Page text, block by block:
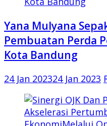
Yana Mulyana
Pembuatan Perda
Kota Bandung
24 Jan 202324 Jan 2023